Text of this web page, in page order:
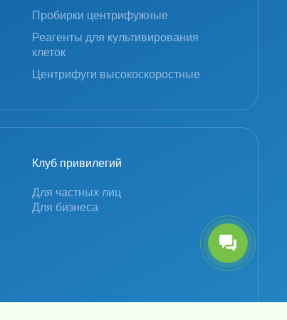
Пробирки центрифужные
Реагенты для культивирования
клеток
Центрифуги высокоскоростные
Клуб привилегий
Для частных лиц
Для бизнеса